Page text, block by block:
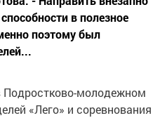
в полезное
поэтому был
молодежном
«Лего» и соревнования